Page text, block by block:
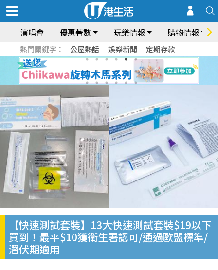
演唱會 優惠著數 玩樂情報 購物情報
熱門關鍵字： 公屋熱話 娛樂新聞 定期存款
【快速測試套裝】13大快速測試套裝$19以下
買到！最平$10獲衛生署認可/通過歐盟標準/
潛伏期適用